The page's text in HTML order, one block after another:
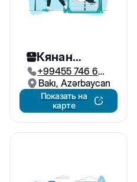
Кянан
Кинолог
+99455 746 66
85
Bakı, Azərbaycan
Показать на
карте